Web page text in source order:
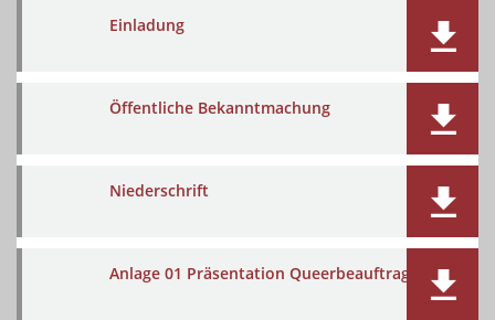
Einladung
Öffentliche Bekanntmachung
Niederschrift
Anlage 01 Präsentation Queerbeauftragte